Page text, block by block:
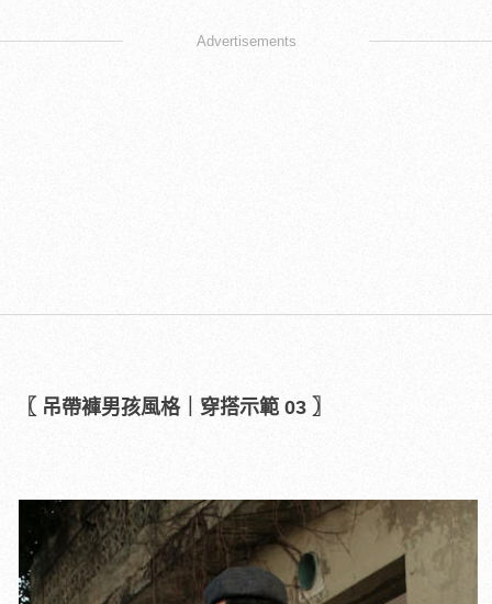
Advertisements
〖 吊帶褲男孩風格｜穿搭示範 03 〗